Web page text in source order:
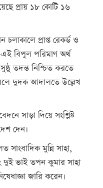
প্রায় ১৮ কোটি ১৬
প্রাপ্ত রেকর্ড ও
বিপুল পরিমাণ অর্থ
সুষ্ঠু তদন্ত নিশ্চিত করতে
দুদক আদালতে উল্লেখ
সাড়া দিয়ে সংশ্লিষ্ট
দেন।
মুন্নি সাহা,
দুই ভাই তপন কুমার সাহা
জারি করেন।